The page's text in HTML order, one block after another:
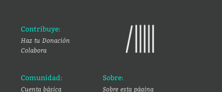
Contribuye:
Haz tu Donación
Colabora
Comunidad:
Cuenta básica
Sobre:
Sobre esta página